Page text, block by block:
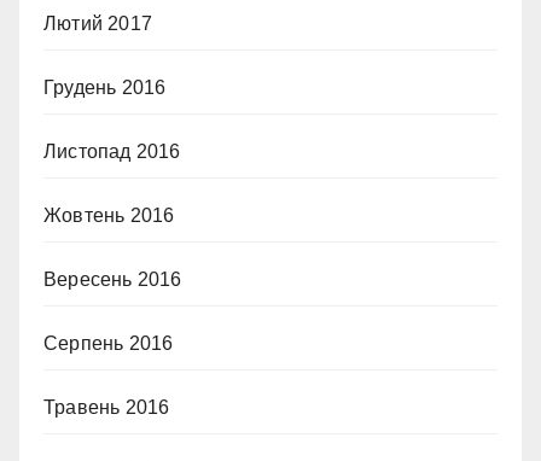
Лютий 2017
Грудень 2016
Листопад 2016
Жовтень 2016
Вересень 2016
Серпень 2016
Травень 2016